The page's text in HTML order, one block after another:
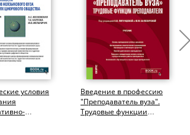
условия
Введение в профессию
"Преподаватель вуза".
Трудовые функции